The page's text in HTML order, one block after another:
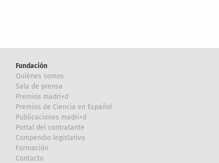
Fundación
Quiénes somos
Sala de prensa
Premios madri+d
Premios de Ciencia en Español
Publicaciones madri+d
Portal del contratante
Compendio legislativo
Formación
Contacto